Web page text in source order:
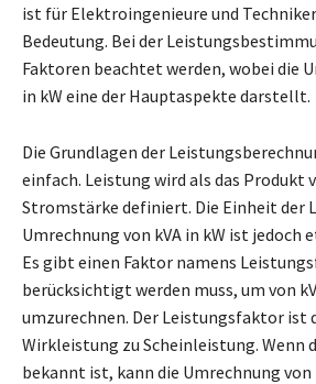
ist für Elektroingenieure und
Bedeutung. Bei der
Faktoren beachtet werden, wobei die
in kW eine der Hauptaspekte darstellt.
Die Grundlagen der
einfach. Leistung wird als das Produkt
Stromstärke definiert. Die Einheit der
Umrechnung von kVA in kW ist jedoch
Es gibt einen Faktor namens
berücksichtigt werden muss, um von
umzurechnen. Der Leistungsfaktor ist
Wirkleistung zu Scheinleistung. Wenn
bekannt ist, kann die Umrechnung von